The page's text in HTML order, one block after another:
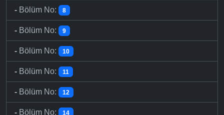
- Bölüm No: 8
- Bölüm No: 9
- Bölüm No: 10
- Bölüm No: 11
- Bölüm No: 12
- Bölüm No: 14